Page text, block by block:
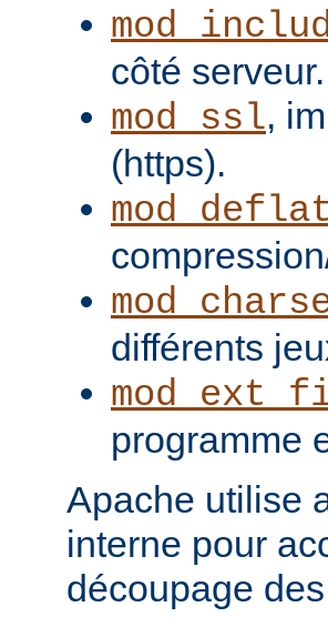
côté serveur.
mod_ssl,
(https).
différents
programme
Apache utilise
interne pour
découpage